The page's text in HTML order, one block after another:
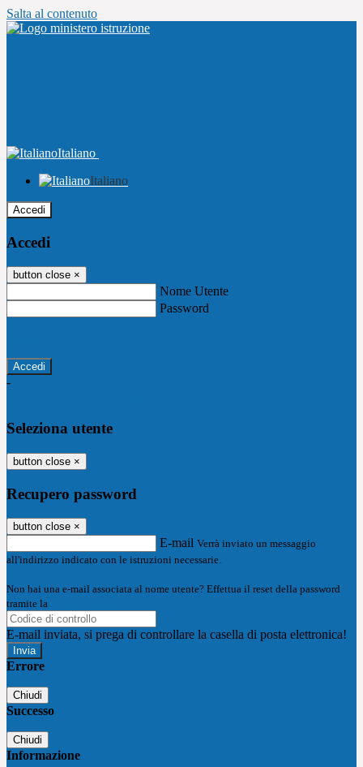
Salta al contenuto
Italiano
Italiano
Accedi
Accedi
button close ×
Nome Utente
Password
-
Seleziona utente
button close ×
Recupero password
button close ×
E-mail Verrà inviato un messaggio
all'indirizzo indicato con le istruzioni necessarie.
Non hai una e-mail associata al nome utente? Effettua il reset della password
tramite la
E-mail inviata, si prega di controllare la casella di posta elettronica!
Errore
Chiudi
Successo
Chiudi
Informazione